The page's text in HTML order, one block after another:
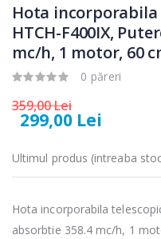
Hota
HTCH-F400IX,
mc/h, 1 motor, 60
0 păreri
359,00 Lei
299,00 Lei
Ultimul produs (intreaba
Hota incorporabila
absorbtie 358.4 mc/h, 1
Fierbator
electric cu filtru
89,00 Lei
Frigider cu doua
799,00 Lei
-25%
Masina de
spalat rufe